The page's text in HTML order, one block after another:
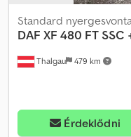
Thalgau 479 km
Standard
DAF XF 480 FT SSC
Érdeklődni